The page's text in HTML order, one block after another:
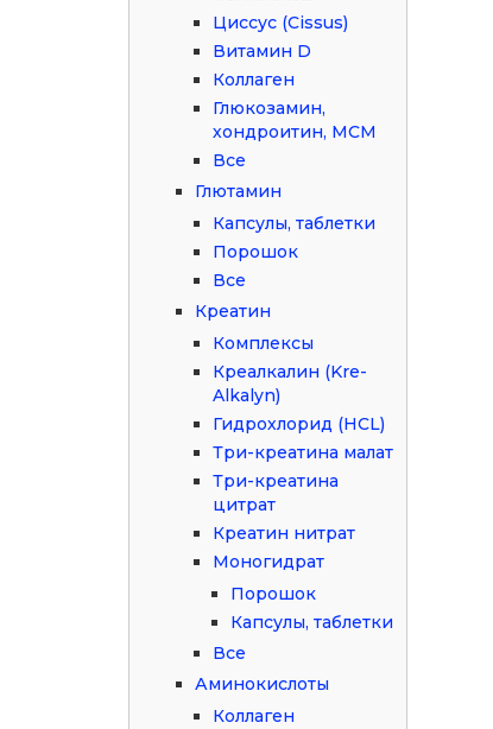
Циссус (Cissus)
Витамин D
Коллаген
Глюкозамин,
хондроитин, МСМ
Все
Глютамин
Капсулы, таблетки
Порошок
Все
Креатин
Комплексы
Креалкалин (Kre-
Alkalyn)
Гидрохлорид (HCL)
Три-креатина малат
Три-креатина
цитрат
Креатин нитрат
Моногидрат
Порошок
Капсулы, таблетки
Все
Аминокислоты
Коллаген